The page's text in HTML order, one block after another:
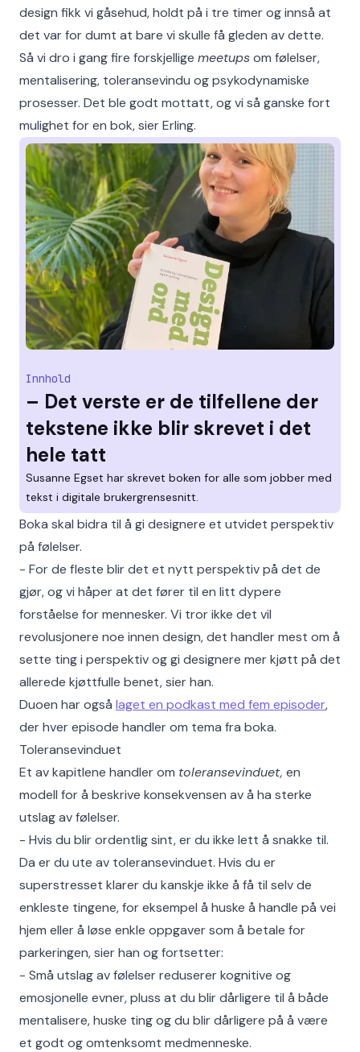
design fikk vi gåsehud, holdt på i tre timer og innså at
det var for dumt at bare vi skulle få gleden av dette.
Så vi dro i gang fire forskjellige meetupsom følelser,
mentalisering, toleransevindu og psykodynamiske
prosesser. Det ble godt mottatt, og vi så ganske fort
mulighet for en bok, sier Erling.
Innhold
– Det verste er de tilfellene der
tekstene ikke blir skrevet i det
hele tatt
Susanne Egset har skrevet boken for alle som jobber med
tekst i digitale brukergrensesnitt.
Boka skal bidra til å gi designere et utvidet perspektiv
på følelser.
- For de fleste blir det et nytt perspektiv på det de
gjør, og vi håper at det fører til en litt dypere
forståelse for mennesker. Vi tror ikke det vil
revolusjonere noe innen design, det handler mest om å
sette ting i perspektiv og gi designere mer kjøtt på det
allerede kjøttfulle benet, sier han.
Duoen har også laget en podkast med fem episoder,
der hver episode handler om tema fra boka.
Toleransevinduet
Et av kapitlene handler om toleransevinduet, en
modell for å beskrive konsekvensen av å ha sterke
utslag av følelser.
- Hvis du blir ordentlig sint, er du ikke lett å snakke til.
Da er du ute av toleransevinduet. Hvis du er
superstresset klarer du kanskje ikke å få til selv de
enkleste tingene, for eksempel å huske å handle på vei
hjem eller å løse enkle oppgaver som å betale for
parkeringen, sier han og fortsetter:
- Små utslag av følelser reduserer kognitive og
emosjonelle evner, pluss at du blir dårligere til å både
mentalisere, huske ting og du blir dårligere på å være
et godt og omtenksomt medmenneske.